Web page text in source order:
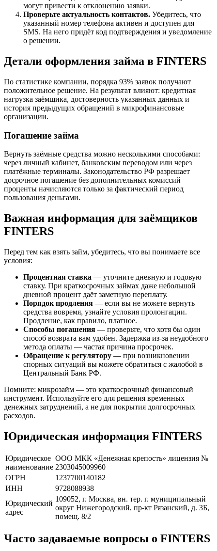
могут привести к отклонению заявки.
Проверьте актуальность контактов. Убедитесь, что
указанный номер телефона активен и доступен для
SMS. На него придёт код подтверждения и уведомление
о решении.
Детали оформления займа в FINTERS
По статистике компании, порядка 93% заявок получают
положительное решение. На результат влияют: кредитная
нагрузка заёмщика, достоверность указанных данных и
история предыдущих обращений в микрофинансовые
организации.
Погашение займа
Вернуть заёмные средства можно несколькими способами:
через личный кабинет, банковским переводом или через
платёжные терминалы. Законодательство РФ разрешает
досрочное погашение без дополнительных комиссий —
проценты начисляются только за фактический период
пользования деньгами.
Важная информация для заёмщиков
FINTERS
Перед тем как взять займ, убедитесь, что вы понимаете все
условия:
Процентная ставка — уточните дневную и годовую
ставку. При краткосрочных займах даже небольшой
дневной процент даёт заметную переплату.
Порядок продления — если вы не можете вернуть
средства вовремя, узнайте условия пролонгации.
Продление, как правило, платное.
Способы погашения — проверьте, что хотя бы один
способ возврата вам удобен. Задержка из-за неудобного
метода оплаты — частая причина просрочек.
Обращение к регулятору — при возникновении
спорных ситуаций вы можете обратиться с жалобой в
Центральный Банк РФ.
Помните: микрозайм — это краткосрочный финансовый
инструмент. Используйте его для решения временных
денежных затруднений, а не для покрытия долгосрочных
расходов.
Юридическая информация FINTERS
Юридическое
наименование
ООО МКК «Денежная крепость» лицензия №
2303045009960
ОГРН
1237700140182
ИНН
9728088938
Юридический
адрес
109052, г. Москва, вн. тер. г. муниципальный
округ Нижегородский, пр-кт Рязанский, д. 3Б,
помещ. 8/2
Часто задаваемые вопросы о FINTERS